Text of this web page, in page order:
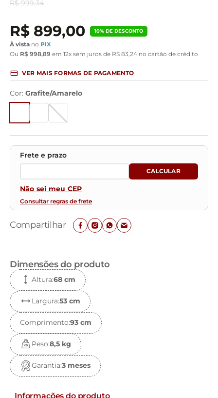
R$ 999,34
R$ 899,00 10% DE DESCONTO
À vista no PIX
Ou R$ 998,89 em 12x sem juros de R$ 83 24 no cartão de crédito
VER MAIS FORMAS DE PAGAMENTO
Cor: Grafite/Amarelo
Não sei meu CEP
Consultar regras de frete
Compartilhar
Dimensões do produto
Altura:68 cm
Largura:53 cm
Comprimento:93 cm
Peso:8,5 kg
Garantia:3 meses
Informações do produto